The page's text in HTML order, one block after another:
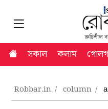
সকাল কলাম
Robbar.in column